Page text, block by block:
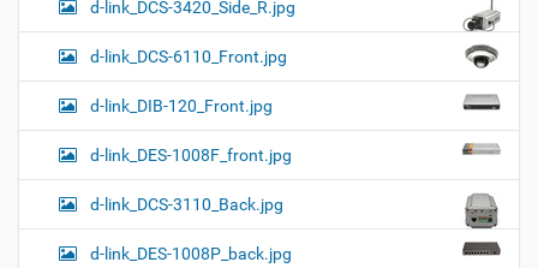
d-link_DCS-3420_Side_R.jpg
d-link_DCS-6110_Front.jpg
d-link_DIB-120_Front.jpg
d-link_DES-1008F_front.jpg
d-link_DCS-3110_Back.jpg
d-link_DES-1008P_back.jpg